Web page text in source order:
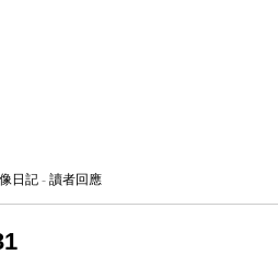
日記 - 讀者回應